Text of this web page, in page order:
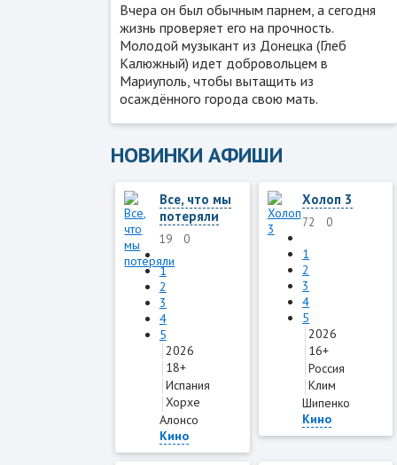
Вчера он был обычным парнем, а сегодня
жизнь проверяет его на прочность.
Молодой музыкант из Донецка (Глеб
Калюжный) идет добровольцем в
Мариуполь, чтобы вытащить из
осаждённого города свою мать.
НОВИНКИ АФИШИ
Все, что мы
потеряли
19 0
1
2
3
4
5
2026
18+
Испания
Хорхе
Алонсо
Кино
Холоп 3
72 0
1
2
3
4
5
2026
16+
Россия
Клим
Шипенко
Кино